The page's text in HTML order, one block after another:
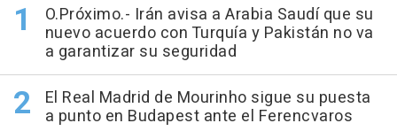
O.Próximo.- Irán avisa a Arabia Saudí que su
nuevo acuerdo con Turquía y Pakistán no va
a garantizar su seguridad
El Real Madrid de Mourinho sigue su puesta
a punto en Budapest ante el Ferencvaros